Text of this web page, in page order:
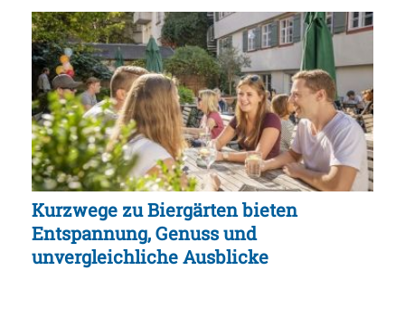
Kurzwege zu Biergärten bieten
Entspannung, Genuss und
unvergleichliche Ausblicke